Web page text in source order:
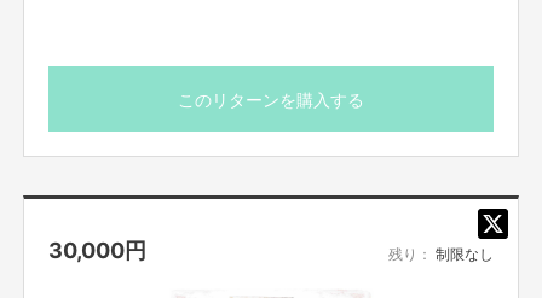
このリターンを購入する
30,000円 残り： 制限なし